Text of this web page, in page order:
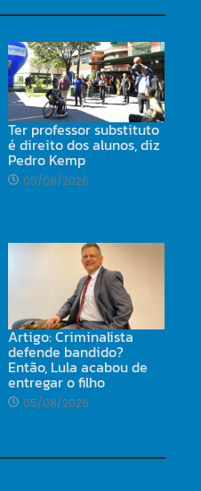
Ter professor substituto
é direito dos alunos, diz
Pedro Kemp
05/08/2026
Artigo: Criminalista
defende bandido?
Então, Lula acabou de
entregar o filho
05/08/2026